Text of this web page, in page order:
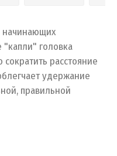
начинающих
"капли" головка
расстояние
удержание
правильной